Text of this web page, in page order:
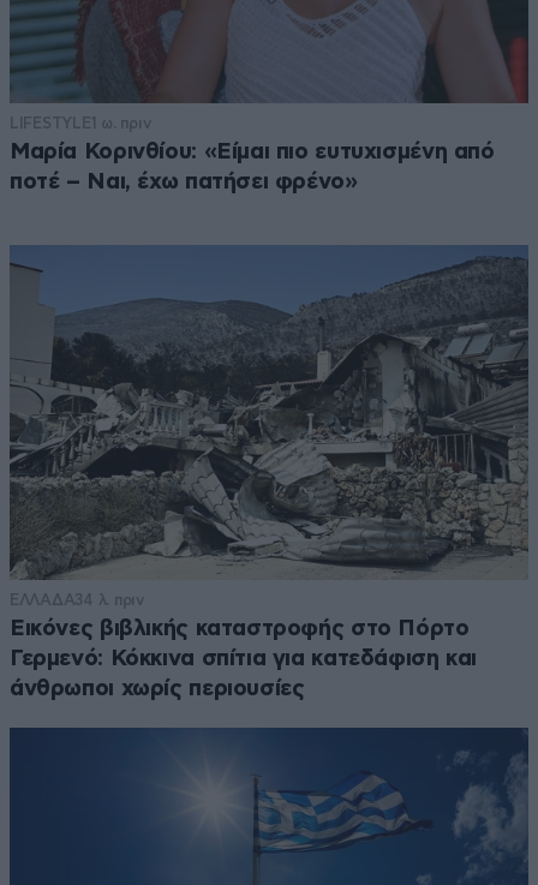
LIFESTYLE1 ω. πριν
Μαρία Κορινθίου: «Είμαι πιο ευτυχισμένη από
ποτέ – Ναι, έχω πατήσει φρένο»
ΕΛΛΑΔΑ34 λ. πριν
Εικόνες βιβλικής καταστροφής στο Πόρτο
Γερμενό: Κόκκινα σπίτια για κατεδάφιση και
άνθρωποι χωρίς περιουσίες